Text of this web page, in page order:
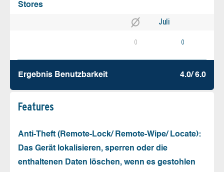
Stores
Juli
0 0
Ergebnis Benutz­barkeit 4.0/ 6.0
Features
Anti-Theft (Remote-Lock/ Remote-Wipe/ Locate):
Das Gerät lokalisieren, sperren oder die
enthaltenen Daten löschen, wenn es gestohlen